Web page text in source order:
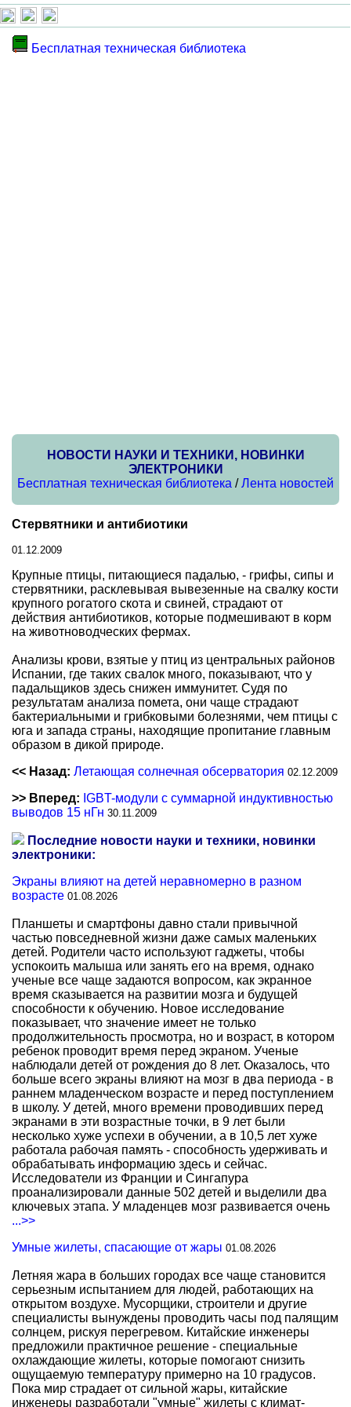
Бесплатная техническая библиотека
НОВОСТИ НАУКИ И ТЕХНИКИ, НОВИНКИ
ЭЛЕКТРОНИКИ
Бесплатная техническая библиотека /Лента новостей
Стервятники и антибиотики
01.12.2009
Крупные птицы, питающиеся падалью, - грифы, сипы и
стервятники, расклевывая вывезенные на свалку кости
крупного рогатого скота и свиней, страдают от
действия антибиотиков, которые подмешивают в корм
на животноводческих фермах.
Анализы крови, взятые у птиц из центральных районов
Испании, где таких свалок много, показывают, что у
падальщиков здесь снижен иммунитет. Судя по
результатам анализа помета, они чаще страдают
бактериальными и грибковыми болезнями, чем птицы с
юга и запада страны, находящие пропитание главным
образом в дикой природе.
<< Назад: Летающая солнечная обсерватория 02.12.2009
>> Вперед: IGBT-модули с суммарной индуктивностью
выводов 15 нГн 30.11.2009
Последние новости науки и техники, новинки
электроники:
Экраны влияют на детей неравномерно в разном
возрасте 01.08.2026
Планшеты и смартфоны давно стали привычной
частью повседневной жизни даже самых маленьких
детей. Родители часто используют гаджеты, чтобы
успокоить малыша или занять его на время, однако
ученые все чаще задаются вопросом, как экранное
время сказывается на развитии мозга и будущей
способности к обучению. Новое исследование
показывает, что значение имеет не только
продолжительность просмотра, но и возраст, в котором
ребенок проводит время перед экраном. Ученые
наблюдали детей от рождения до 8 лет. Оказалось, что
больше всего экраны влияют на мозг в два периода - в
раннем младенческом возрасте и перед поступлением
в школу. У детей, много времени проводивших перед
экранами в эти возрастные точки, в 9 лет были
несколько хуже успехи в обучении, а в 10,5 лет хуже
работала рабочая память - способность удерживать и
обрабатывать информацию здесь и сейчас.
Исследователи из Франции и Сингапура
проанализировали данные 502 детей и выделили два
ключевых этапа. У младенцев мозг развивается очень
...>>
Умные жилеты, спасающие от жары 01.08.2026
Летняя жара в больших городах все чаще становится
серьезным испытанием для людей, работающих на
открытом воздухе. Мусорщики, строители и другие
специалисты вынуждены проводить часы под палящим
солнцем, рискуя перегревом. Китайские инженеры
предложили практичное решение - специальные
охлаждающие жилеты, которые помогают снизить
ощущаемую температуру примерно на 10 градусов.
Пока мир страдает от сильной жары, китайские
инженеры разработали "умные" жилеты с климат-